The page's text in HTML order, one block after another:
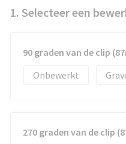
1. Selecteer een
90 graden van de clip
Onbewerkt
270 graden van de clip